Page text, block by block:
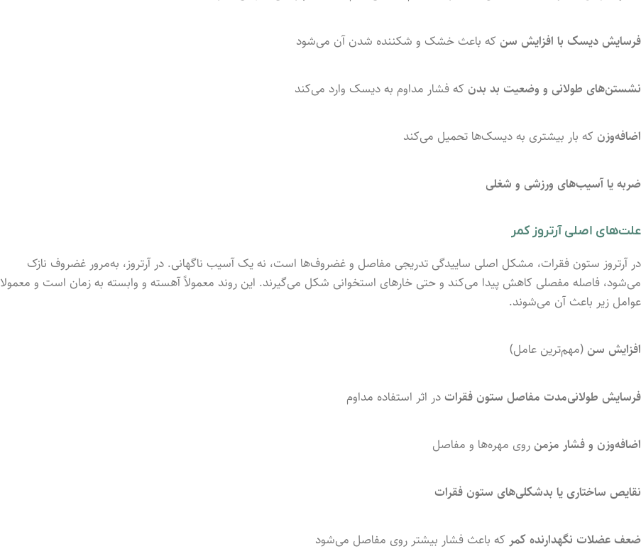
فرسایش دیسک با افزایش سن که باعث خشک و شکننده شدن آن می‌شود
نشستن‌های طولانی و وضعیت بد بدن که فشار مداوم به دیسک وارد می‌کند
اضافه‌وزن که بار بیشتری به دیسک‌ها تحمیل می‌کند
ضربه یا آسیب‌های ورزشی و شغلی
علت‌های اصلی آرتروز کمر
در آرتروز ستون فقرات، مشکل اصلی ساییدگی تدریجی مفاصل و غضروف‌ها است، نه یک آسیب ناگهانی. در آرتروز، به‌مرور غضروف نازک
می‌شود، فاصله مفصلی کاهش پیدا می‌کند و حتی خارهای استخوانی شکل می‌گیرند. این روند معمولاً آهسته و وابسته به زمان است و معمولا
عوامل زیر باعث آن می‌شوند.
افزایش سن (مهم‌ترین عامل)
فرسایش طولانی‌مدت مفاصل ستون فقرات در اثر استفاده مداوم
اضافه‌وزن و فشار مزمن روی مهره‌ها و مفاصل
نقایص ساختاری یا بدشکلی‌های ستون فقرات
ضعف عضلات نگهدارنده کمر که باعث فشار بیشتر روی مفاصل می‌شود